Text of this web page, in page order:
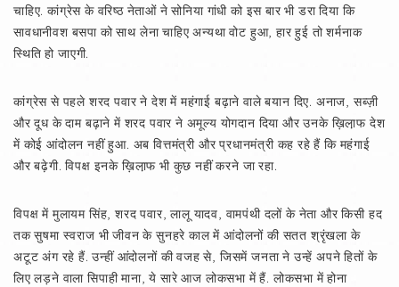
चाहिए. कांग्रेस के वरिष्ठ नेताओं ने सोनिया गांधी को इस बार भी डरा दिया कि
सावधानीवश बसपा को साथ लेना चाहिए अन्यथा वोट हुआ, हार हुई तो शर्मनाक
स्थिति हो जाएगी.
कांग्रेस से पहले शरद पवार ने देश में महंगाई बढ़ाने वाले बयान दिए. अनाज, सब्ज़ी
और दूध के दाम बढ़ाने में शरद पवार ने अमूल्य योगदान दिया और उनके ख़िला़फ देश
में कोई आंदोलन नहीं हुआ. अब वित्तमंत्री और प्रधानमंत्री कह रहे हैं कि महंगाई
और बढ़ेगी. विपक्ष इनके ख़िला़फ भी कुछ नहीं करने जा रहा.
विपक्ष में मुलायम सिंह, शरद पवार, लालू यादव, वामपंथी दलों के नेता और किसी हद
तक सुषमा स्वराज भी जीवन के सुनहरे काल में आंदोलनों की सतत श्रृंखला के
अटूट अंग रहे हैं. उन्हीं आंदोलनों की वजह से, जिसमें जनता ने उन्हें अपने हितों के
लिए लड़ने वाला सिपाही माना, ये सारे आज लोकसभा में हैं. लोकसभा में होना